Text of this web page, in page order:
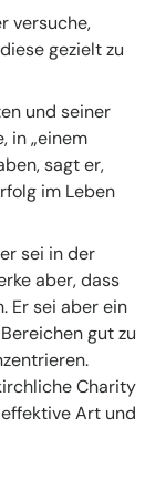
versuche,
gezielt zu
und seiner
in „einem
sagt er,
im Leben
sei in der
aber, dass
Er sei aber ein
gut zu
Charity
Art und